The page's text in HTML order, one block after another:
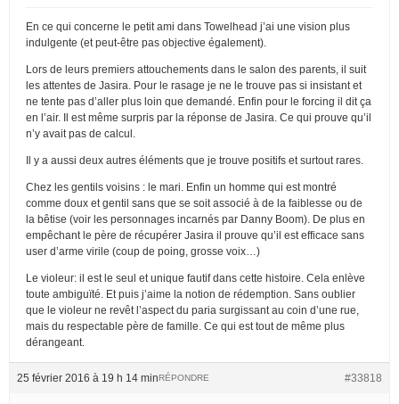
En ce qui concerne le petit ami dans Towelhead j’ai une vision plus
indulgente (et peut-être pas objective également).
Lors de leurs premiers attouchements dans le salon des parents, il suit
les attentes de Jasira. Pour le rasage je ne le trouve pas si insistant et
ne tente pas d’aller plus loin que demandé. Enfin pour le forcing il dit ça
en l’air. Il est même surpris par la réponse de Jasira. Ce qui prouve qu’il
n’y avait pas de calcul.
Il y a aussi deux autres éléments que je trouve positifs et surtout rares.
Chez les gentils voisins : le mari. Enfin un homme qui est montré
comme doux et gentil sans que se soit associé à de la faiblesse ou de
la bêtise (voir les personnages incarnés par Danny Boom). De plus en
empêchant le père de récupérer Jasira il prouve qu’il est efficace sans
user d’arme virile (coup de poing, grosse voix…)
Le violeur: il est le seul et unique fautif dans cette histoire. Cela enlève
toute ambiguïté. Et puis j’aime la notion de rédemption. Sans oublier
que le violeur ne revêt l’aspect du paria surgissant au coin d’une rue,
mais du respectable père de famille. Ce qui est tout de même plus
dérangeant.
25 février 2016 à 19 h 14 min #33818
RÉPONDRE